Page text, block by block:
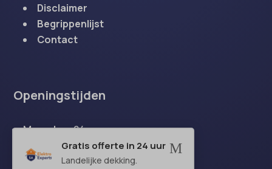
M
Gratis offerte in 24 uur
Landelijke dekking.
Disclaimer
Begrippenlijst
Contact
Openingstijden
Maandag:24 uur
Dinsdag:24 uur
Woensdag:24 uur